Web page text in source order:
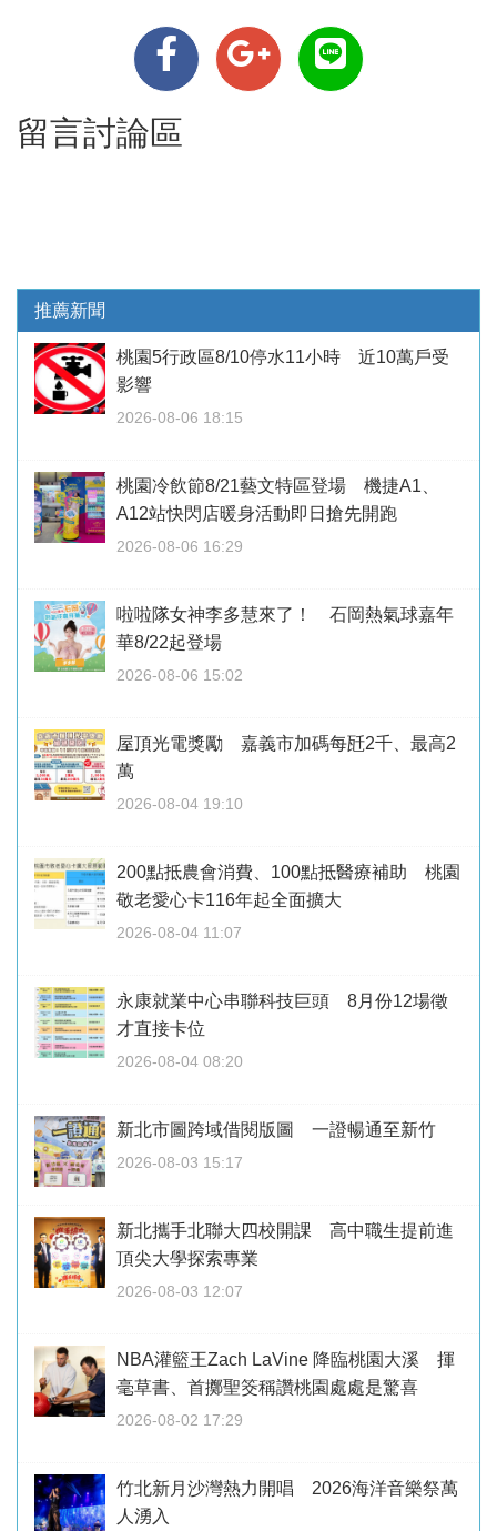
留言討論區
推薦新聞
桃園5行政區8/10停水11小時 近10萬戶受
影響
2026-08-06 18:15
桃園冷飲節8/21藝文特區登場 機捷A1、
A12站快閃店暖身活動即日搶先開跑
2026-08-06 16:29
啦啦隊女神李多慧來了！ 石岡熱氣球嘉年
華8/22起登場
2026-08-06 15:02
屋頂光電獎勵 嘉義市加碼每瓩2千、最高2
萬
2026-08-04 19:10
200點抵農會消費、100點抵醫療補助 桃園
敬老愛心卡116年起全面擴大
2026-08-04 11:07
永康就業中心串聯科技巨頭 8月份12場徵
才直接卡位
2026-08-04 08:20
新北市圖跨域借閱版圖 一證暢通至新竹
2026-08-03 15:17
新北攜手北聯大四校開課 高中職生提前進
頂尖大學探索專業
2026-08-03 12:07
NBA灌籃王Zach LaVine 降臨桃園大溪 揮
毫草書、首擲聖筊稱讚桃園處處是驚喜
2026-08-02 17:29
竹北新月沙灣熱力開唱 2026海洋音樂祭萬
人湧入